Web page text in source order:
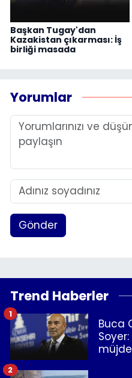
Başkan Tugay'dan
Kazakistan çıkarması: İş
birliği masada
Yorumlar
Gönder
Trend Haberler
Buca
1
2